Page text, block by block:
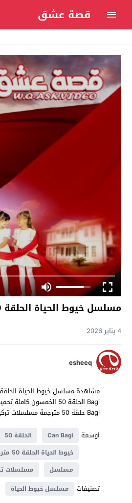
قصة عشق
مسلسل خيوط الحياة الحلقة 50 مترجم
4 يناير 2026
esheeq
Bagi حلقة 50 مترجمة مسلسلات تركية 2025 حصرياً على موقع
اوسمة
Can Bagi الحلقة 50
خيوط الحياة الحلقة 50 مترجم
مسلسل
مسلسلات
تصنيفات مسلسل خيوط الحياة